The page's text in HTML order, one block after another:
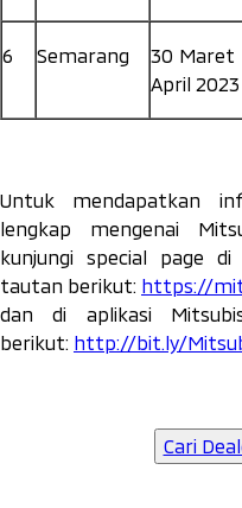
6 Semarang
30 Maret
April 2023
Untuk mendapatkan
lengkap mengenai
kunjungi special page di
tautan berikut: https://
dan di aplikasi
berikut: http://bit.ly/
Cari